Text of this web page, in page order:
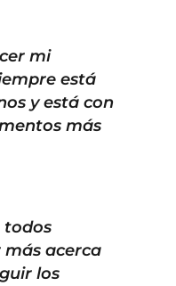
mi
está
y está con
más
todos
más acerca
los